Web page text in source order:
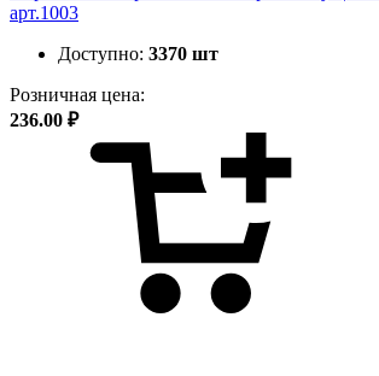
арт.1003
Доступно: 3370 шт
Розничная цена:
236.00 ₽